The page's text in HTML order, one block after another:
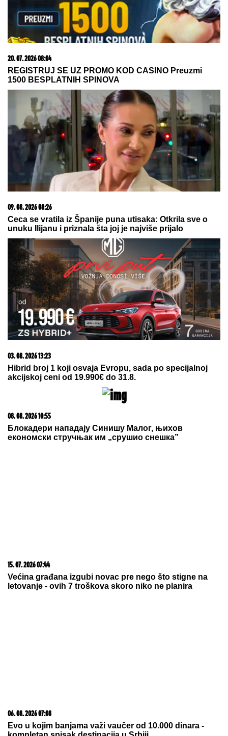
CECA RAŽNATOVIĆ U MOĆNOJ KORSET HALJINI, A
ŠLIC DO KUKA Uklubu raspametila sve! Izula se, pa
PEVALA BOSA - Sve se orilo (VIDEO)
(VIDEO) TRUDNA ANITA DOVEZLA
LUKU NA PINKStrasno se grle i
ljube u kolima, ne pušta ga: Blista
pred porođaj
OVO JE NAJLEPŠA VILA U
BEOGRADUNaš sportista kupio
kuću od TRI MILIONA EVRA, a ne
fitnes salu
(FOTO) ANA DIVAC POKAZALA RODNI KRAJ
Emotivna objava raznežila mnoge, društvo joj pravi
Vlade - Nestvarni prizori ostavljaju bez daha:
ĐURICA PREDLAŽE:Tiket za nedelju
našeg poznatog tipstera
skandale i bio hapšen
OVO SE DEŠAVA POSLE GODINU